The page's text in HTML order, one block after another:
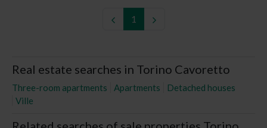
1
Real estate searches in Torino Cavoretto
Three-room apartments Apartments
Detached houses
Ville